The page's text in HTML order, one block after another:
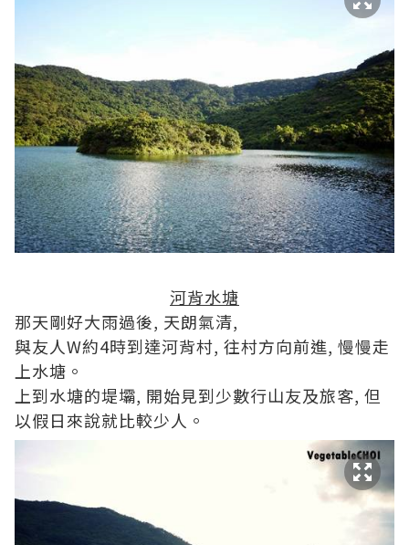
河背水塘
那天剛好大雨過後, 天朗氣清,
與友人W約4時到達河背村, 往村方向前進, 慢慢走
上水塘。
上到水塘的堤壩, 開始見到少數行山友及旅客, 但
以假日來說就比較少人。